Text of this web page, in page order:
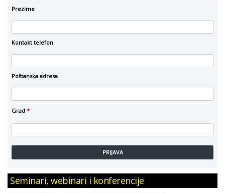
Prezime
Kontakt telefon
Poštanska adresa
Grad *
PRIJAVA
Seminari, webinari i konferencije